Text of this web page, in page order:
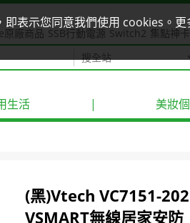
表示您同意我們使用 cookies。
廠商品 SSB行動電源 Switch2 集點神卡
生活 | 美妝
(黑)Vtech VC7151-
VSMART無線居家安防